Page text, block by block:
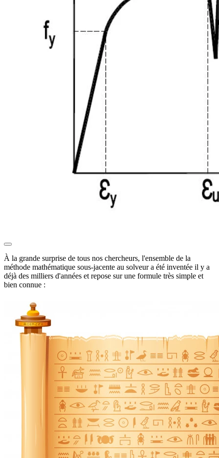
À la grande surprise de tous nos chercheurs, l'ensemble de la
méthode mathématique sous-jacente au solveur a été inventée il y a
déjà des milliers d'années et repose sur une formule très simple et
bien connue :